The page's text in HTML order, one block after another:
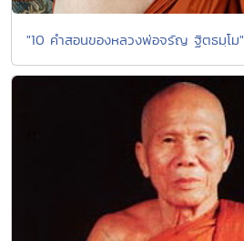
"10 คำสอนของหลวงพ่อจรัญ ฐิตธมฺโม"